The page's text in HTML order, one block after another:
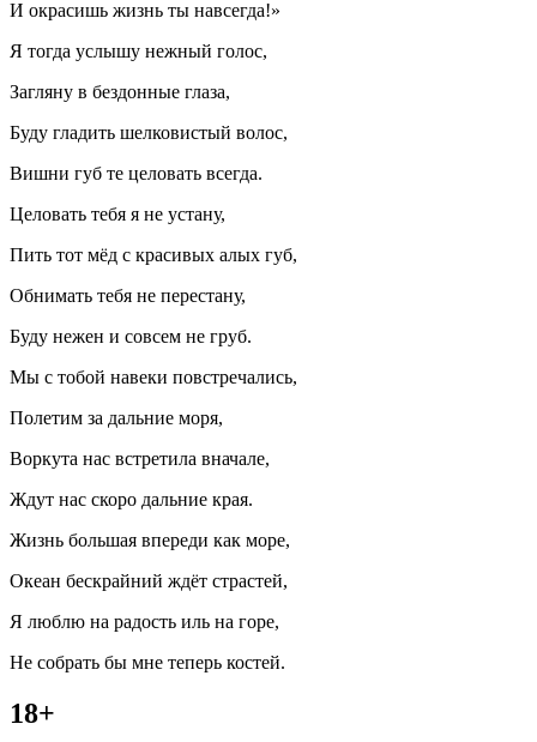
И окрасишь жизнь ты навсегда!»
Я тогда услышу нежный голос,
Загляну в бездонные глаза,
Буду гладить шелковистый волос,
Вишни губ те целовать всегда.
Целовать тебя я не устану,
Пить тот мёд с красивых алых губ,
Обнимать тебя не перестану,
Буду нежен и совсем не груб.
Мы с тобой навеки повстречались,
Полетим за дальние моря,
Воркута нас встретила вначале,
Ждут нас скоро дальние края.
Жизнь большая впереди как море,
Океан бескрайний ждёт страстей,
Я люблю на радость иль на горе,
Не собрать бы мне теперь костей.
18+